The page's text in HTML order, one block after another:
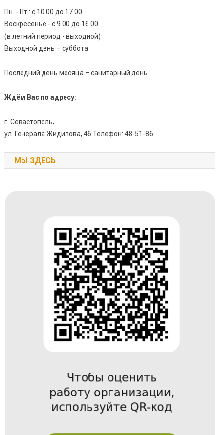
Пн. - Пт.: с 10.00 до 17.00
Воскресенье - с 9.00 до 16.00
(в летний период - выходной)
Выходной день – суббота
Последний день месяца – санитарный день
Ждём Вас по адресу:
г. Севастополь,
ул. Генерала Жидилова, 46 Телефон: 48-51-86
МЫ ЗДЕСЬ